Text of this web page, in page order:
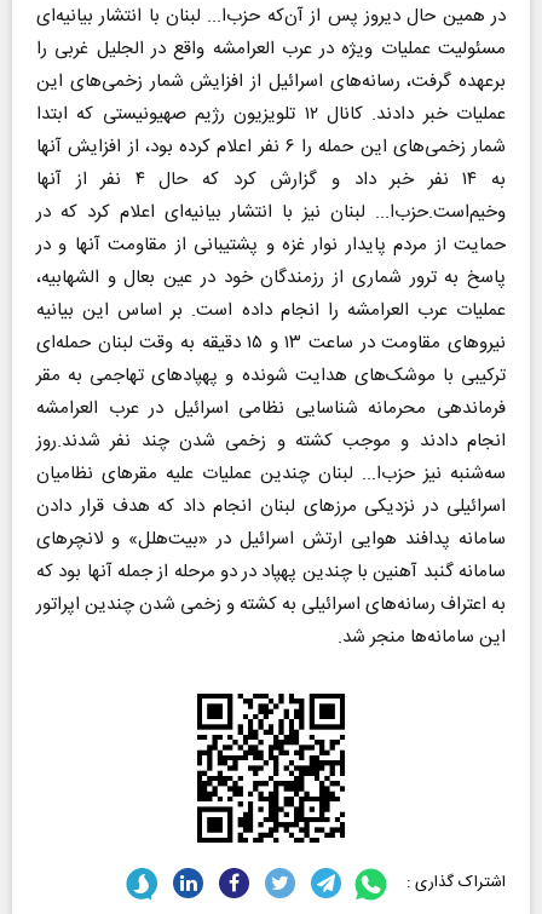
در همین حال دیروز پس از آن‌که حزب‌ا... لبنان با انتشار بیانیه‌ای
مسئولیت عملیات ویژه در عرب العرامشه واقع در الجلیل غربی را
برعهده گرفت، رسانه‌های اسرائیل از افزایش شمار زخمی‌های این
عملیات خبر دادند. کانال ۱۲ تلویزیون رژیم صهیونیستی که ابتدا
شمار زخمی‌های این حمله را ۶ نفر اعلام کرده بود، از افزایش آنها
به ۱۴ نفر خبر داد و گزارش کرد که حال ۴ نفر از آنها
وخیم‌است.حزب‌ا... لبنان نیز با انتشار بیانیه‌ای اعلام کرد که در
حمایت از مردم پایدار نوار غزه و پشتیبانی از مقاومت آنها و در
پاسخ به ترور شماری از رزمندگان خود در عین بعال و الشهابیه،
عملیات عرب العرامشه را انجام داده است. بر اساس این بیانیه
نیروهای مقاومت در ساعت ۱۳ و ۱۵ دقیقه به وقت لبنان حمله‌ای
ترکیبی با موشک‌های هدایت شونده و پهپادهای تهاجمی به مقر
فرماندهی محرمانه شناسایی نظامی اسرائیل در عرب العرامشه
انجام دادند و موجب کشته و زخمی شدن چند نفر شدند.روز
سه‌شنبه نیز حزب‌ا... لبنان چندین عملیات علیه مقرهای نظامیان
اسرائیلی در نزدیکی مرزهای لبنان انجام داد که هدف قرار دادن
سامانه پدافند هوایی ارتش اسرائیل در «بیت‌هلل» و لانچرهای
سامانه گنبد آهنین با چندین پهپاد در دو مرحله از جمله آنها بود که
به اعتراف رسانه‌های اسرائیلی به کشته و زخمی شدن چندین اپراتور
این سامانه‌ها منجر شد.
اشتراک گذاری :